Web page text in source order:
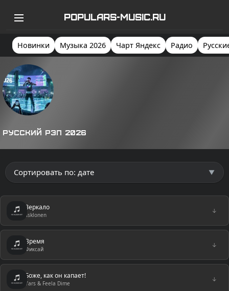
POPULARS-MUSIC.RU
Новинки Музыка 2026 Чарт Яндекс Радио
Русский рэп 2026
Зеркало
ssklonen
↓
Время
Фиксай
↓
Боже, как он капает!
Yars & Feela Dime
↓